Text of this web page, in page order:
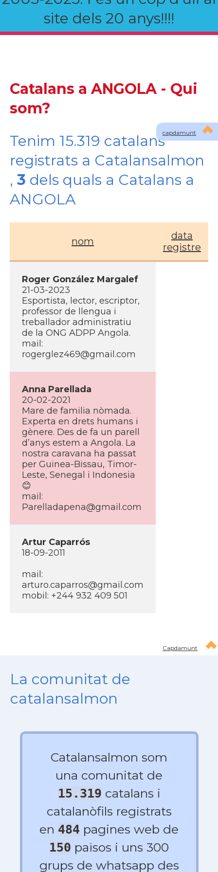
site dels 20 anys!!!!
capdamunt
Catalans a ANGOLA - Qui
som?
Tenim 15.319 catalans
registrats a Catalansalmon
, 3 dels quals a Catalans a
ANGOLA
nom
data
registre
Roger González Margalef
21-03-2023
Esportista, lector, escriptor,
professor de llengua i
treballador administratiu
de la ONG ADPP Angola.
mail:
rogerglez469@gmail.com
Anna Parellada
20-02-2021
Mare de familia nòmada.
Experta en drets humans i
gènere. Des de fa un parell
d’anys estem a Angola. La
nostra caravana ha passat
per Guinea-Bissau, Timor-
Leste, Senegal i Indonesia
😊
mail:
Parelladapena@gmail.com
Artur Caparrós
18-09-2011
mail:
arturo.caparros@gmail.com
mobil: +244 932 409 501
Capdamunt
La comunitat de
catalansalmon
Catalansalmon som
una comunitat de
15.319 catalans i
catalanòfils registrats
en 484 pagines web de
150 països i uns 300
grups de whatsapp des